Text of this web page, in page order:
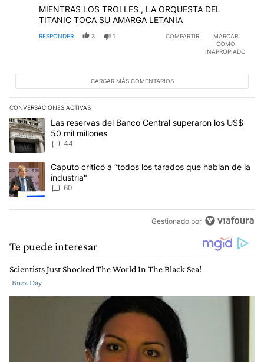
MIENTRAS LOS TROLLES , LA ORQUESTA DEL
TITANIC TOCA SU AMARGA LETANIA
RESPONDER 3 1 COMPARTIR
MARCAR
COMO
INAPROPIADO
CARGAR MÁS COMENTARIOS
CONVERSACIONES ACTIVAS
Este listado muestra los artículos con más comentarios en los
Un artículo de tendencia con el título "Las reservas del Banco
Las reservas del Banco Central superaron los US$
50 mil millones
44
Un artículo de tendencia con el título "Caputo criticó a “todos
Caputo criticó a “todos los tarados que hablan de la
industria"
60
Gestionado por